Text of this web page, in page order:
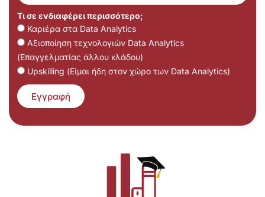
Τι σε ενδιαφέρει περισσότερο;
Καριέρα στα Data Analytics
Αξιοποίηση τεχνολογιών Data Analytics
(Επαγγελματίας άλλου κλάδου)
Upskilling (Είμαι ήδη στον χώρο των Data Analytics)
Εγγραφή